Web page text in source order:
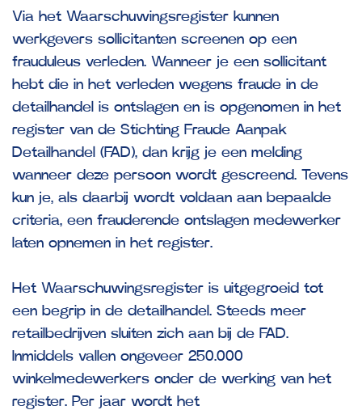
Via het Waarschuwingsregister kunnen
werkgevers sollicitanten screenen op een
frauduleus verleden. Wanneer je een sollicitant
hebt die in het verleden wegens fraude in de
detailhandel is ontslagen en is opgenomen in het
register van de Stichting Fraude Aanpak
Detailhandel (FAD), dan krijg je een melding
wanneer deze persoon wordt gescreend. Tevens
kun je, als daarbij wordt voldaan aan bepaalde
criteria, een frauderende ontslagen medewerker
laten opnemen in het register.
Het Waarschuwingsregister is uitgegroeid tot
een begrip in de detailhandel. Steeds meer
retailbedrijven sluiten zich aan bij de FAD.
Inmiddels vallen ongeveer 250.000
winkelmedewerkers onder de werking van het
register. Per jaar wordt het